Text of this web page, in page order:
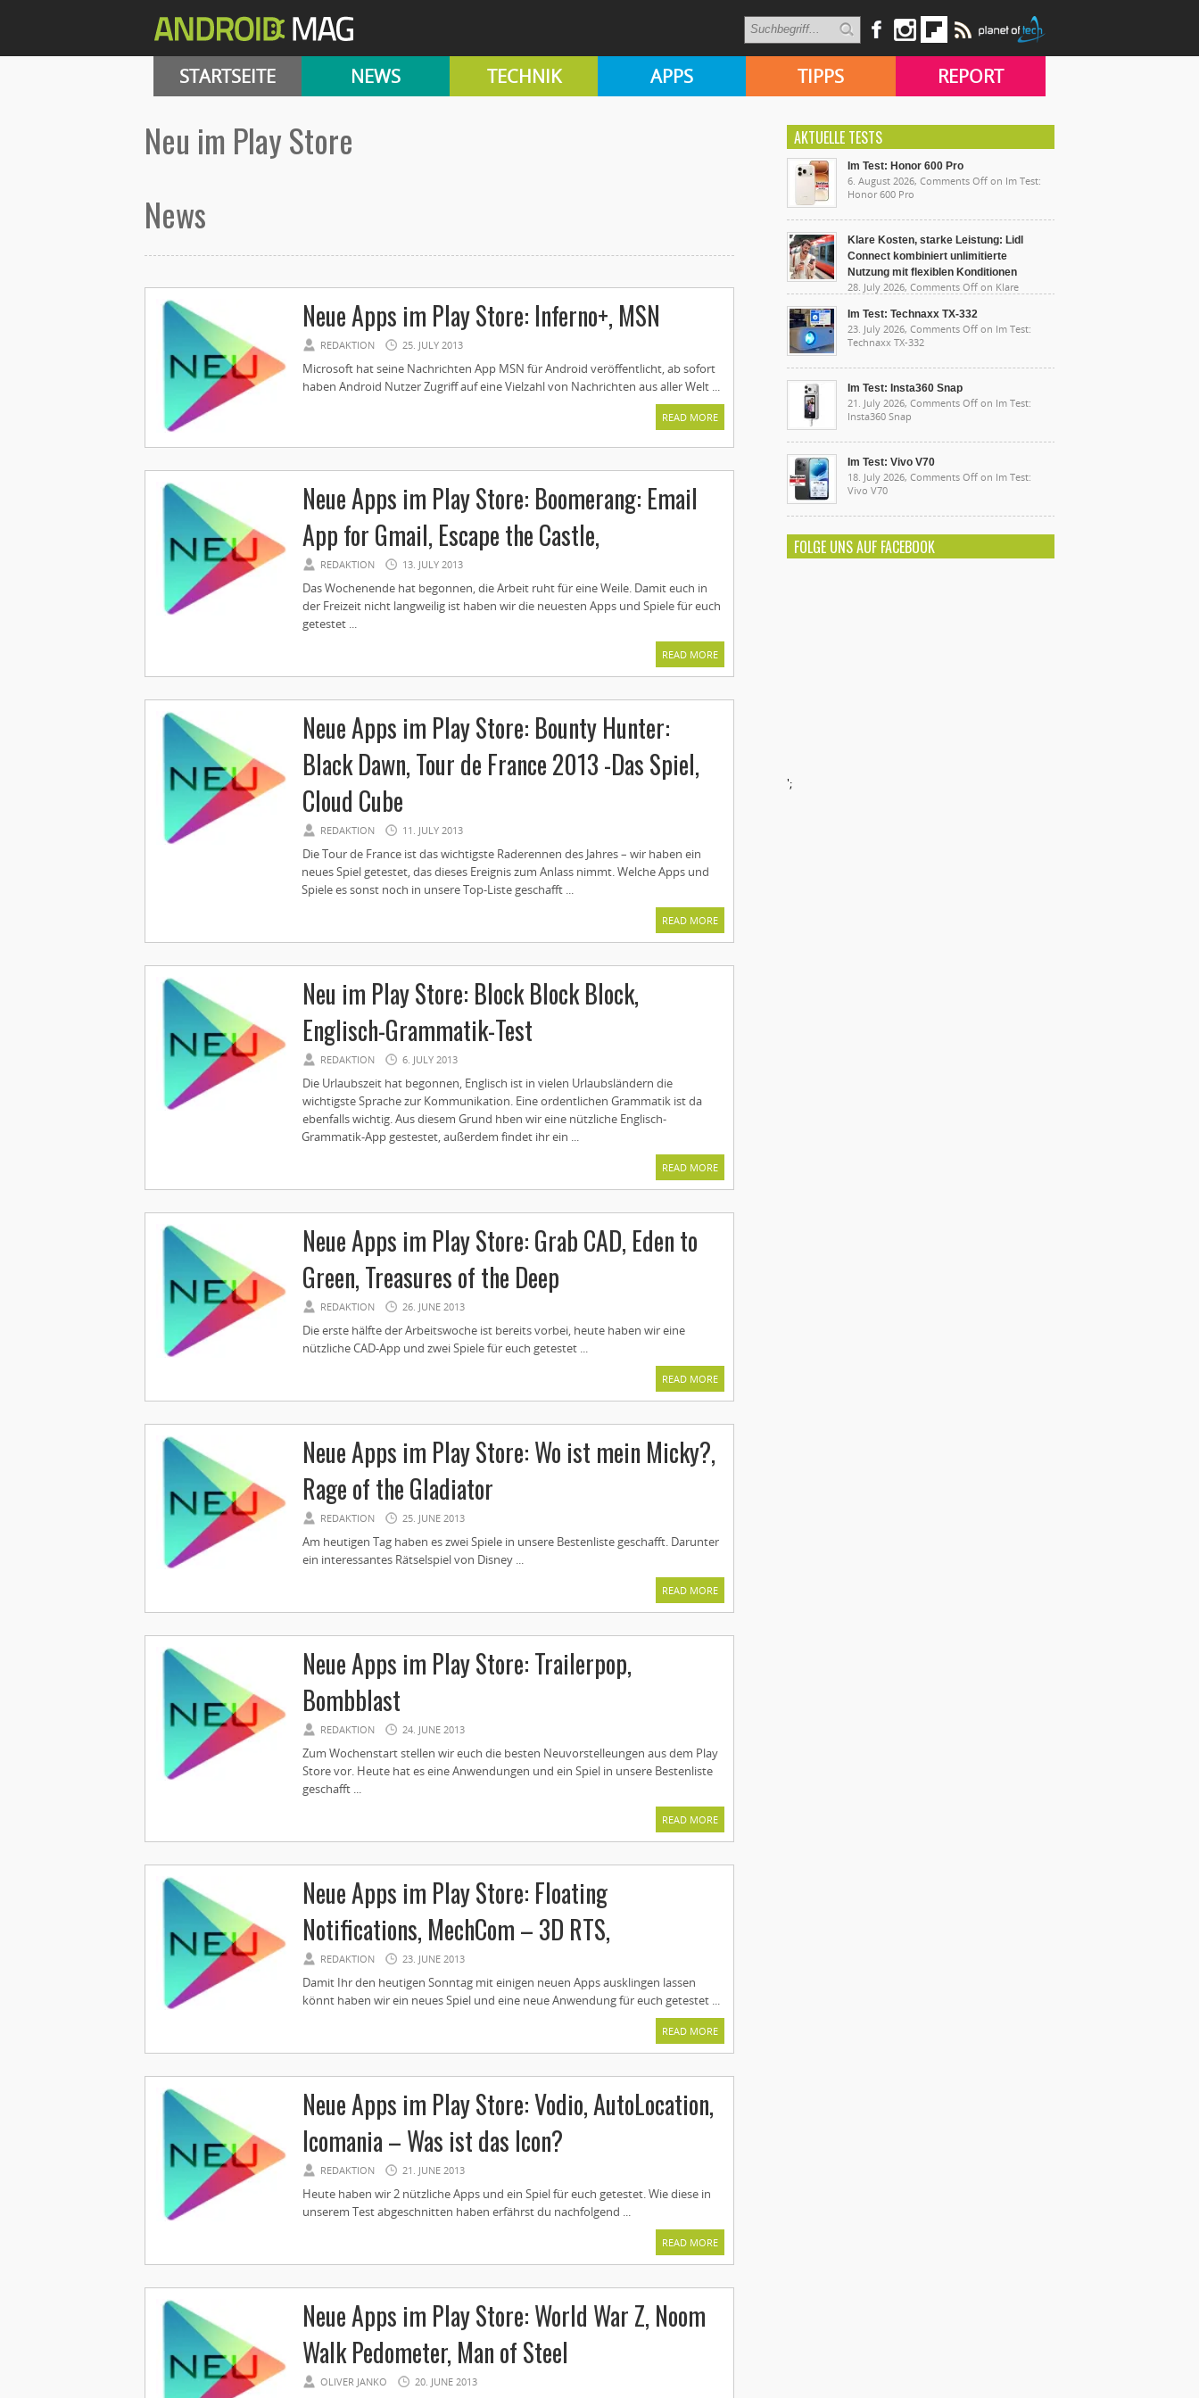
STARTSEITE NEWS TECHNIK APPS TIPPS REPORT
Neu im Play Store
News
Neue Apps im Play Store: Inferno+, MSN
REDAKTION 25. JULY 2013
Microsoft hat seine Nachrichten App MSN für Android veröffentlicht, ab sofort
haben Android Nutzer Zugriff auf eine Vielzahl von Nachrichten aus aller Welt ...
READ MORE
Neue Apps im Play Store: Boomerang: Email
App for Gmail, Escape the Castle,
REDAKTION 13. JULY 2013
Das Wochenende hat begonnen, die Arbeit ruht für eine Weile. Damit euch in
der Freizeit nicht langweilig ist haben wir die neuesten Apps und Spiele für euch
getestet ...
READ MORE
Neue Apps im Play Store: Bounty Hunter:
Black Dawn, Tour de France 2013 -Das Spiel,
Cloud Cube
REDAKTION 11. JULY 2013
Die Tour de France ist das wichtigste Raderennen des Jahres – wir haben ein
neues Spiel getestet, das dieses Ereignis zum Anlass nimmt. Welche Apps und
Spiele es sonst noch in unsere Top-Liste geschafft ...
READ MORE
Neu im Play Store: Block Block Block,
Englisch-Grammatik-Test
REDAKTION 6. JULY 2013
Die Urlaubszeit hat begonnen, Englisch ist in vielen Urlaubsländern die
wichtigste Sprache zur Kommunikation. Eine ordentlichen Grammatik ist da
ebenfalls wichtig. Aus diesem Grund hben wir eine nützliche Englisch-
Grammatik-App gestestet, außerdem findet ihr ein ...
READ MORE
Neue Apps im Play Store: Grab CAD, Eden to
Green, Treasures of the Deep
REDAKTION 26. JUNE 2013
Die erste hälfte der Arbeitswoche ist bereits vorbei, heute haben wir eine
nützliche CAD-App und zwei Spiele für euch getestet ...
READ MORE
Neue Apps im Play Store: Wo ist mein Micky?,
Rage of the Gladiator
REDAKTION 25. JUNE 2013
Am heutigen Tag haben es zwei Spiele in unsere Bestenliste geschafft. Darunter
ein interessantes Rätselspiel von Disney ...
READ MORE
Neue Apps im Play Store: Trailerpop,
Bombblast
REDAKTION 24. JUNE 2013
Zum Wochenstart stellen wir euch die besten Neuvorstelleungen aus dem Play
Store vor. Heute hat es eine Anwendungen und ein Spiel in unsere Bestenliste
geschafft ...
READ MORE
Neue Apps im Play Store: Floating
Notifications, MechCom – 3D RTS,
REDAKTION 23. JUNE 2013
Damit Ihr den heutigen Sonntag mit einigen neuen Apps ausklingen lassen
könnt haben wir ein neues Spiel und eine neue Anwendung für euch getestet ...
READ MORE
Neue Apps im Play Store: Vodio, AutoLocation,
Icomania – Was ist das Icon?
REDAKTION 21. JUNE 2013
Heute haben wir 2 nützliche Apps und ein Spiel für euch getestet. Wie diese in
unserem Test abgeschnitten haben erfährst du nachfolgend ...
READ MORE
Neue Apps im Play Store: World War Z, Noom
Walk Pedometer, Man of Steel
OLIVER JANKO 20. JUNE 2013
AKTUELLE TESTS
Im Test: Honor 600 Pro
6. August 2026, Comments Off on Im Test:
Honor 600 Pro
Klare Kosten, starke Leistung: Lidl
Connect kombiniert unlimitierte
Nutzung mit flexiblen Konditionen
28. July 2026, Comments Off on Klare
unlimitierte Nutzung mit flexiblen Konditionen
Im Test: Technaxx TX-332
23. July 2026, Comments Off on Im Test:
Technaxx TX-332
Im Test: Insta360 Snap
21. July 2026, Comments Off on Im Test:
Insta360 Snap
Im Test: Vivo V70
18. July 2026, Comments Off on Im Test:
Vivo V70
FOLGE UNS AUF FACEBOOK
';